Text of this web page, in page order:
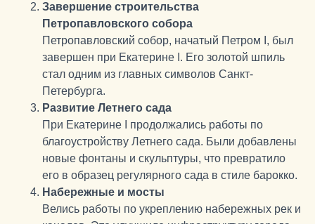
Завершение строительства
Петропавловского собора
Петропавловский собор, начатый Петром I, был
завершен при Екатерине I. Его золотой шпиль
стал одним из главных символов Санкт-
Петербурга.
Развитие Летнего сада
При Екатерине I продолжались работы по
благоустройству Летнего сада. Были добавлены
новые фонтаны и скульптуры, что превратило
его в образец регулярного сада в стиле барокко.
Набережные и мосты
Велись работы по укреплению набережных рек и